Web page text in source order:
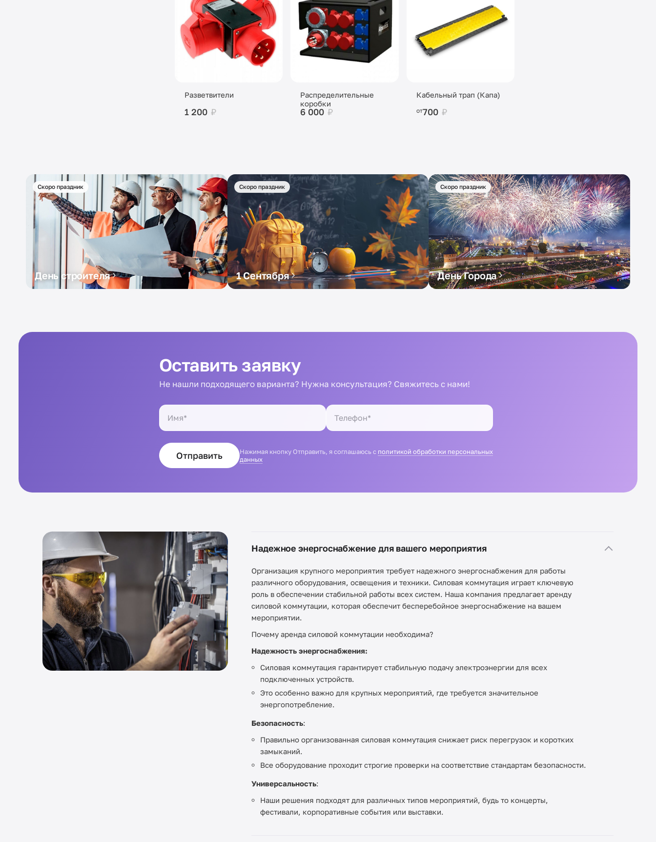
Разветвители
1 200 ₽
Распределительные
коробки
6 000 ₽
Кабельный трап (Капа)
от700 ₽
Скоро праздник
День строителя
Скоро праздник
1 Сентября
Скоро праздник
День Города
Оставить заявку
Не нашли подходящего варианта? Нужна консультация? Свяжитесь с нами!
Отправить Нажимая кнопку Отправить, я соглашаюсь с политикой обработки персональных
данных
Надежное энергоснабжение для вашего мероприятия
Организация крупного мероприятия требует надежного энергоснабжения для работы
различного оборудования, освещения и техники. Силовая коммутация играет ключевую
роль в обеспечении стабильной работы всех систем. Наша компания предлагает аренду
силовой коммутации, которая обеспечит бесперебойное энергоснабжение на вашем
мероприятии.
Почему аренда силовой коммутации необходима?
Надежность энергоснабжения:
Силовая коммутация гарантирует стабильную подачу электроэнергии для всех
подключенных устройств.
Это особенно важно для крупных мероприятий, где требуется значительное
энергопотребление.
Безопасность:
Правильно организованная силовая коммутация снижает риск перегрузок и коротких
замыканий.
Все оборудование проходит строгие проверки на соответствие стандартам безопасности.
Универсальность:
Наши решения подходят для различных типов мероприятий, будь то концерты,
фестивали, корпоративные события или выставки.